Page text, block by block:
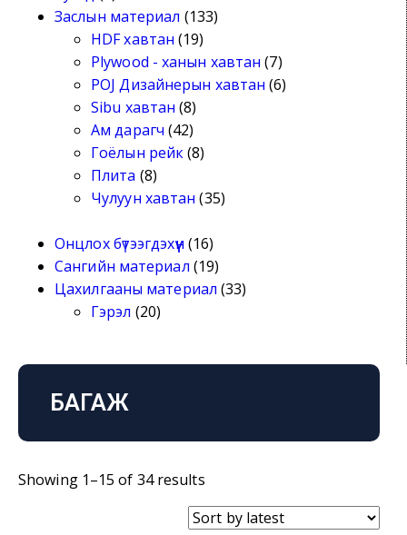
Заслын материал (133)
HDF хавтан (19)
Plywood - ханын хавтан (7)
POJ Дизайнерын хавтан (6)
Sibu хавтан (8)
Ам дарагч (42)
Гоёлын рейк(8)
Плита (8)
Чулуун хавтан (35)
Онцлох бүтээгдэхүүн (16)
Сангийн материал (19)
Цахилгааны материал (33)
Гэрэл (20)
БАГАЖ
Showing 1–15 of 34 results